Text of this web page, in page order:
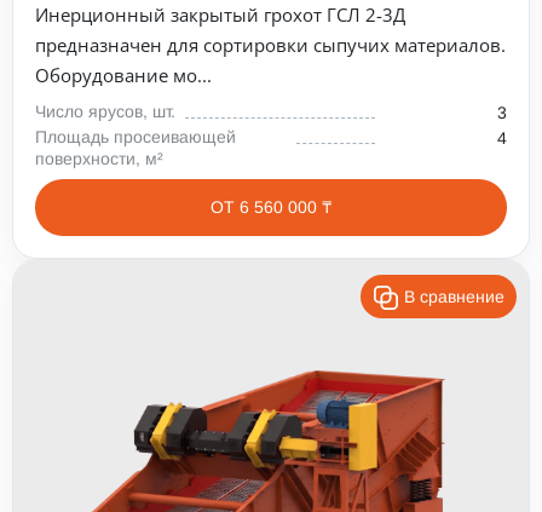
Инерционный закрытый грохот ГСЛ 2-3Д
предназначен для сортировки сыпучих материалов.
Оборудование мо...
Число ярусов, шт.
3
Площадь просеивающей
поверхности, м²
4
ОТ 6 560 000 ₸
В сравнение